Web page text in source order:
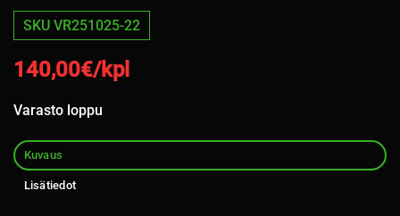
SKU VR251025-22
140,00€/kpl
Varasto loppu
Kuvaus
Lisätiedot